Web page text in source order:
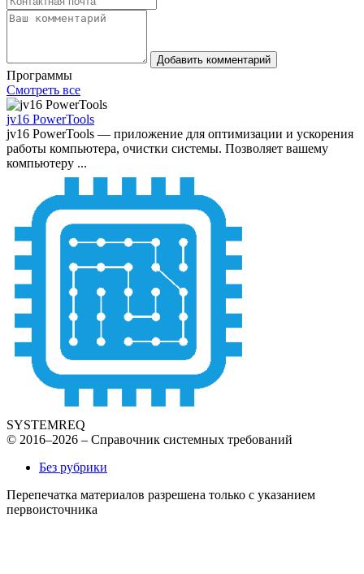
Добавить комментарий
Программы
Смотреть все
jv16 PowerTools
jv16 PowerTools — приложение для оптимизации и ускорения
работы компьютера, очистки системы. Позволяет вашему
компьютеру ...
SYSTEMREQ
© 2016–2026 – Справочник системных требований
Без рубрики
Перепечатка материалов разрешена только с указанием
первоисточника